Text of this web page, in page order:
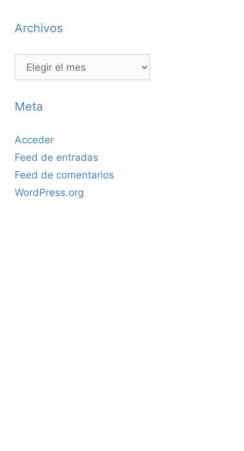
Archivos
Archivos
Meta
Acceder
Feed de entradas
Feed de comentarios
WordPress.org